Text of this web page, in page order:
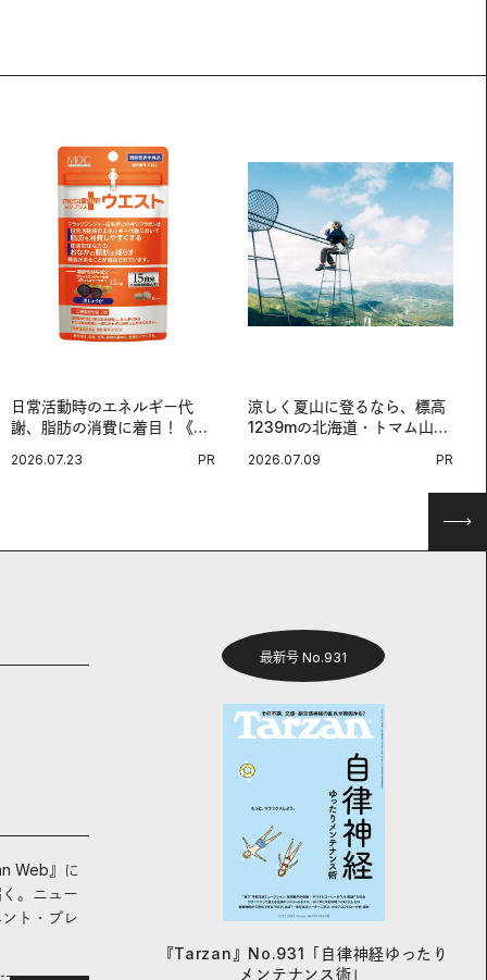
日常活動時のエネルギー代
謝、脂肪の消費に着目！《メ
体メンテ習慣。
2026.07.23 PR
涼しく夏山に登るなら、標高
1239mの北海道・トマム山で
2026.07.09 PR
Web』に
。ニュー
ト・プレ
最新号 No.931
『Tarzan』No.931「自律神経ゆったり
メンテナンス術」